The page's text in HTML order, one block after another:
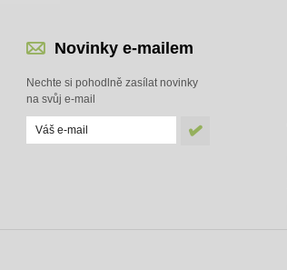
Novinky e-mailem
Nechte si pohodlně zasílat novinky
na svůj e-mail